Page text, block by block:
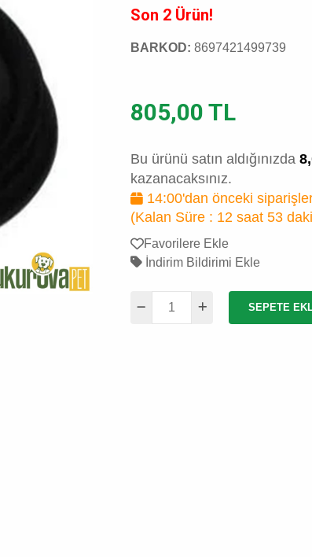
Son 2 Ürün!
BARKOD: 8697421499739
805,00 TL
Bu ürünü satın aldığınızda
kazanacaksınız.
14:00'dan önceki
(Kalan Süre : 12 saat 53
Favorilere Ekle
İndirim Bildirimi Ekle
SEPETE